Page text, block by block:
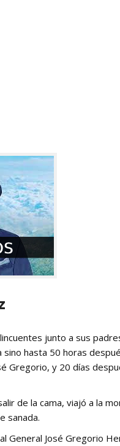
junto a sus
hasta 50 horas
Gregorio, y 20 días
de la cama, viajó a la
sanada.
General José Gregorio